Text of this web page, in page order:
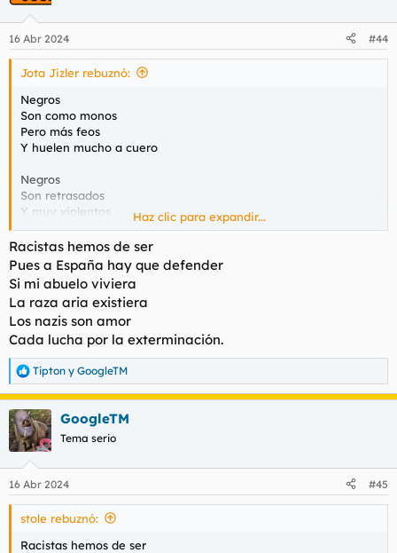
16 Abr 2024 #44
Jota Jizler rebuznó:
Negros
Son como monos
Pero más feos
Y huelen mucho a cuero
Negros
Son retrasados
Y muy violentos
En mi país no quiero
Negros
Haz clic para expandir...
Racistas hemos de ser
Pues a España hay que defender
Si mi abuelo viviera
La raza aria existiera
Los nazis son amor
Cada lucha por la exterminación.
R
e
a
c
c
i
e
s
Tipton y GoogleTM
GoogleTM
Tema serio
16 Abr 2024 #45
stole rebuznó:
Racistas hemos de ser